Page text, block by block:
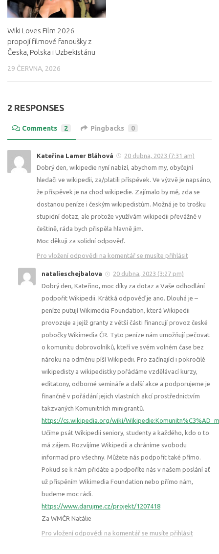
Wiki Loves Film 2026
propojí filmové fanoušky z
Česka, Polska i Uzbekistánu
29 ČERVNA, 2026
2 RESPONSES
Comments 2 Pingbacks 0
Kateřina Lamer Bláhová
20 dubna, 2023 (7:31 am)
Dobrý den, wikipedie nyní nabízí, abychom my, obyčejní
hledači ve wikipedii, za/platili příspěvek. Ve výzvě je napsáno,
že příspěvek je na chod wikipedie. Zajímalo by mě, zda se
dostanou peníze i českým wikipedistům. Možná je to trošku
stupidní dotaz, ale protože využívám wikipedii převážně v
češtině, ráda bych přispěla hlavně jim.
Moc děkuji za solidní odpověď.
Pro vložení odpovědi na komentář se musíte přihlásit
natalieschejbalova
20 dubna, 2023 (3:27 pm)
Dobrý den, Kateřino, moc díky za dotaz a Vaše odhodlání
podpořit Wikipedii. Krátká odpověď je ano. Dlouhá je –
peníze putují Wikimedia Foundation, která Wikipedii
provozuje a jejíž granty z větší části financují provoz české
pobočky Wikimedia ČR. Tyto peníze nám umožňují pečovat
o komunitu dobrovolníků, kteří ve svém volném čase bez
nároku na odměnu píší Wikipedii. Pro začínající i pokročilé
wikipedisty a wikipedistky pořádáme vzdělávací kurzy,
editatony, odborné semináře a další akce a podporujeme je
finančně v pořádání jejich vlastních akcí prostřednictvím
takzvaných Komunitních minigrantů.
https://cs.wikipedia.org/wiki/
Učíme psát Wikipedii seniory, studenty a každého, kdo o to
má zájem. Rozvíjíme Wikipedii a chráníme svobodu
informací pro všechny. Můžete nás podpořit také přímo.
Pokud se k nám přidáte a podpoříte nás v našem poslání ať
už přispěním Wikimedia Foundation nebo přímo nám,
budeme moc rádi.
https://www.darujme.cz/projekt/1207418
Za WMČR Natálie
Pro vložení odpovědi na komentář se musíte přihlásit